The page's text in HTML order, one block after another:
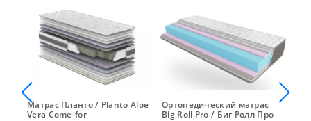
Матрас Планто / Planto Aloe
Vera Come-for
Ортопедический матрас
Big Roll Pro / Биг Ролл Про